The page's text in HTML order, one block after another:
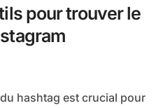
pour trouver le